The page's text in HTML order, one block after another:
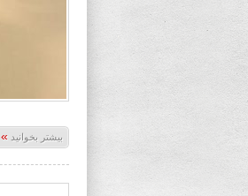
بیشتر بخوانید»